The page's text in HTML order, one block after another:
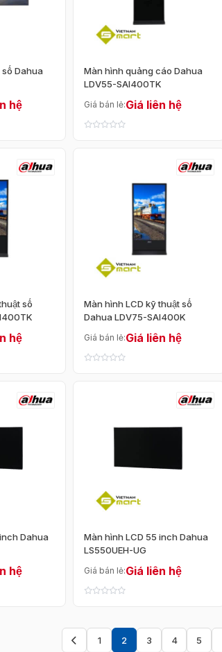
Dahua
hệ
Màn hình quảng cáo Dahua
LDV55-SAI400TK
Giá bán lẻ:Giá liên hệ
số
hệ
Màn hình LCD kỹ thuật số
Dahua LDV75-SAI400K
Giá bán lẻ:Giá liên hệ
Dahua
hệ
Màn hình LCD 55 inch Dahua
LS550UEH-UG
Giá bán lẻ:Giá liên hệ
Trang 1 2 3 4 5